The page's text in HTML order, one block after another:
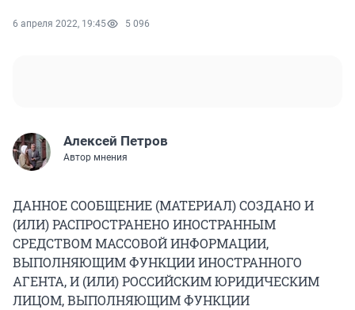
6 апреля 2022, 19:45 5 096
Алексей Петров
Автор мнения
ДАННОЕ СООБЩЕНИЕ (МАТЕРИАЛ) СОЗДАНО И
(ИЛИ) РАСПРОСТРАНЕНО ИНОСТРАННЫМ
СРЕДСТВОМ МАССОВОЙ ИНФОРМАЦИИ,
ВЫПОЛНЯЮЩИМ ФУНКЦИИ ИНОСТРАННОГО
АГЕНТА, И (ИЛИ) РОССИЙСКИМ ЮРИДИЧЕСКИМ
ЛИЦОМ, ВЫПОЛНЯЮЩИМ ФУНКЦИИ